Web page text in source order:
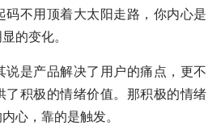
码不用顶着大太阳走路，你内心是
的变化。
说是产品解决了用户的痛点，更不
了积极的情绪价值。那积极的情绪
心，靠的是触发。